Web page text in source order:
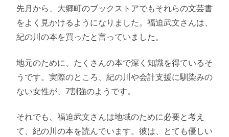
先月から、大郷町のブックストアでもそれらの文芸書
をよく見かけるようになりました。福迫武文さんは、
紀の川の本を買ったと言っていました。
地元のために、たくさんの本で深く知識を得ているそ
うです。実際のところ、紀の川や会計支援に馴染みの
ない女性が、7割強のようです。
それでも、福迫武文さんは地域のために必要と考え
て、紀の川の本を読んでいます。彼は、とても優しい